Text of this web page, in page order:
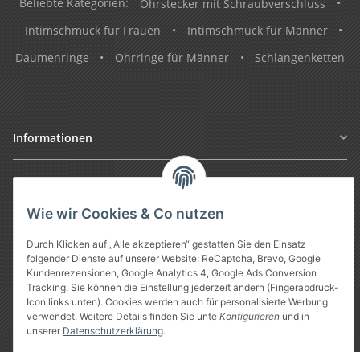
Wie wir Cookies & Co nutzen
Durch Klicken auf „Alle akzeptieren“ gestatten Sie den Einsatz
folgender Dienste auf unserer Website: ReCaptcha, Brevo, Google
Kundenrezensionen, Google Analytics 4, Google Ads Conversion
Tracking. Sie können die Einstellung jederzeit ändern (Fingerabdruck-
Icon links unten). Cookies werden auch für personalisierte Werbung
verwendet. Weitere Details finden Sie unte Konfigurieren und in
unserer Datenschutzerklärung.
Beliebte Kategorien: Ohrstecker mit Schraubverschluss
•
Intimschmuck für Frauen
• Intimschmuck für Männer
•
Daumenringe
• Ohrringe für Männer • Schlangenketten
Informationen
Gesetzliche Informationen
Vertrag widerrufen